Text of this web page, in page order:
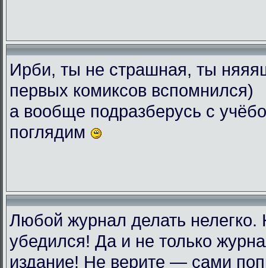
Ирби, ты не страшная, ты
первых комиксов вспомнился)
а вообще подразберусь с
поглядим
Любой журнал делать
убедился! Да и не только
издание! Не верите — сами